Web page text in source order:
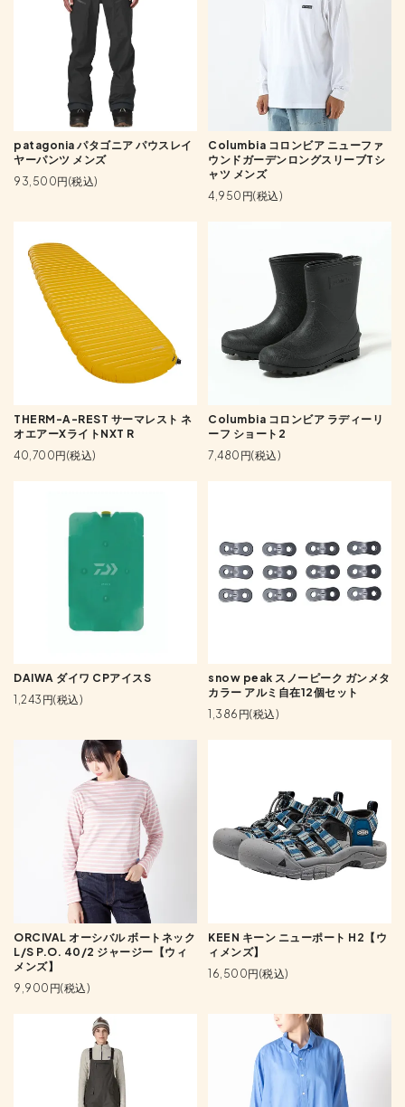
patagonia パタゴニア パウスレイ
ヤーパンツ メンズ
93,500円(税込)
Columbia コロンビア ニューファ
ウンドガーデンロングスリーブTシ
ャツ メンズ
4,950円(税込)
THERM-A-REST サーマレスト ネ
オエアーXライトNXT R
40,700円(税込)
Columbia コロンビア ラディーリ
ーフ ショート2
7,480円(税込)
DAIWA ダイワ CPアイスS
1,243円(税込)
snow peak スノーピーク ガンメタ
カラー アルミ自在12個セット
1,386円(税込)
ORCIVAL オーシバル ボートネック
L/S P.O. 40/2 ジャージー【ウィ
メンズ】
9,900円(税込)
KEEN キーン ニューポート H2【ウ
ィメンズ】
16,500円(税込)